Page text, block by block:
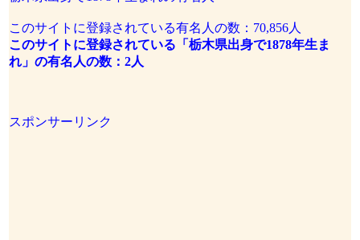
このサイトに登録されている有名人の数：70,856人
このサイトに登録されている「栃木県出身で1878年生ま
れ」の有名人の数：2人
スポンサーリンク